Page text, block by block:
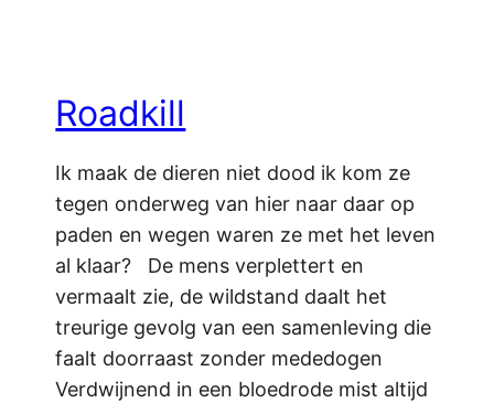
Roadkill
Ik maak de dieren niet dood ik kom ze
tegen onderweg van hier naar daar op
paden en wegen waren ze met het leven
al klaar? De mens verplettert en
vermaalt zie, de wildstand daalt het
treurige gevolg van een samenleving die
faalt doorraast zonder mededogen
Verdwijnend in een bloedrode mist altijd